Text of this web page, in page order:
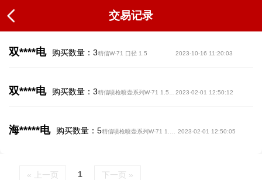
交易记录
双****电 购买数量：3精信W-71 口径 1.5 2023-10-16 11:20:03
双****电 购买数量：3 2023-02-01 12:50:12
海*****电 购买数量：5 2023-02-01 12:50:05
« 上一页 1 下一页 »